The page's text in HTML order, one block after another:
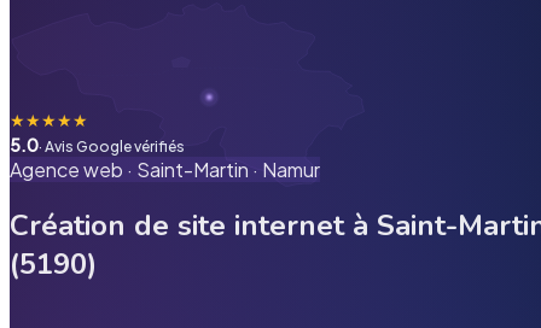
★★★★★
5.0· Avis Google vérifiés
Agence web · Saint-Martin · Namur
Création de site internet à Saint-
(5190)